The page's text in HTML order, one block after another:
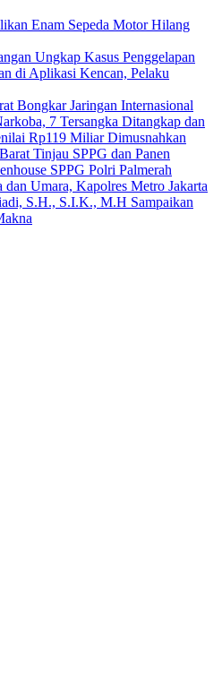
Enam Sepeda Motor Hilang
Ungkap Kasus Penggelapan
di Aplikasi Kencan, Pelaku
Bongkar Jaringan Internasional
7 Tersangka Ditangkap dan
Rp119 Miliar Dimusnahkan
Tinjau SPPG dan Panen
SPPG Polri Palmerah
Umara, Kapolres Metro Jakarta
S.H., S.I.K., M.H Sampaikan